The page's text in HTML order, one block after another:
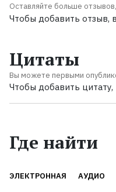
Оставляйте больше
Чтобы добавить отзыв,
Цитаты
Вы можете первыми
Чтобы добавить
Где найти
ЭЛЕКТРОННАЯ АУДИО